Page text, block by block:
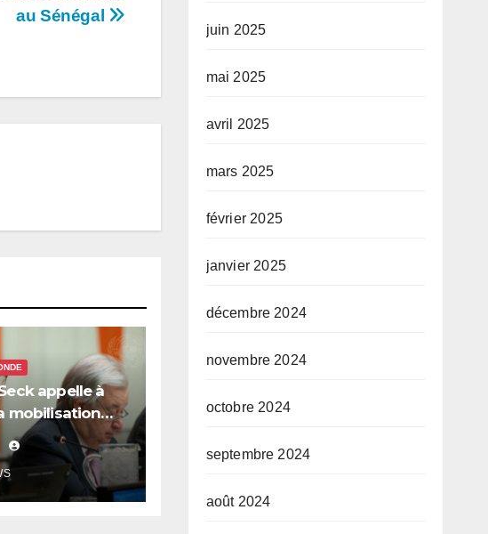
au Sénégal
appelle à
mobilisation
du peuple
juin 2025
mai 2025
avril 2025
mars 2025
février 2025
janvier 2025
décembre 2024
novembre 2024
octobre 2024
septembre 2024
août 2024